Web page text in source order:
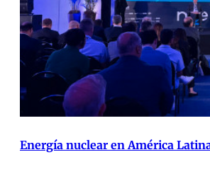
Energía nuclear en América